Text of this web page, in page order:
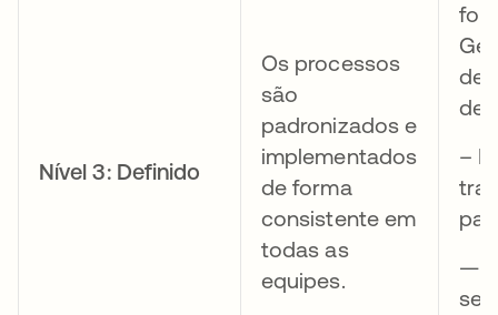
Nível 3: Definido
Os processos
são
padronizados e
implementados
de forma
consistente em
todas as
equipes.
de
–
—